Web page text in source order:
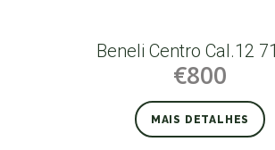
Beneli Centro Cal.12
€800
MAIS DETALHES